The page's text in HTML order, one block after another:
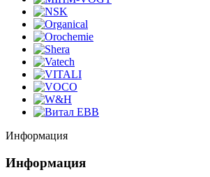
Информация
Информация